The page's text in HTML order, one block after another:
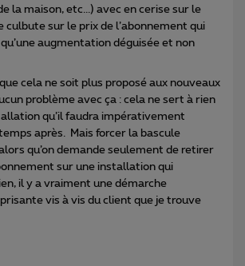
la maison, etc...) avec en cerise sur le
culbute sur le prix de l’abonnement qui
qu’une augmentation déguisée et non
cela ne soit plus proposé aux nouveaux
problème avec ça : cela ne sert à rien
qu’il faudra impérativement
après. Mais forcer la bascule
qu’on demande seulement de retirer
sur une installation qui
il y a vraiment une démarche
vis à vis du client que je trouve